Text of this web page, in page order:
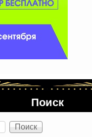
Поиск